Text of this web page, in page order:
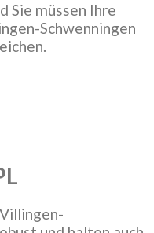
Sie müssen Ihre
Schwenningen